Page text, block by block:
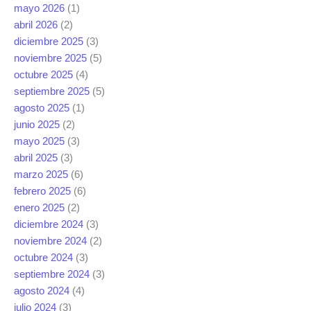
mayo 2026 (1)
abril 2026 (2)
diciembre 2025 (3)
noviembre 2025 (5)
octubre 2025 (4)
septiembre 2025 (5)
agosto 2025 (1)
junio 2025 (2)
mayo 2025 (3)
abril 2025 (3)
marzo 2025 (6)
febrero 2025 (6)
enero 2025 (2)
diciembre 2024 (3)
noviembre 2024 (2)
octubre 2024 (3)
septiembre 2024 (3)
agosto 2024 (4)
julio 2024 (3)